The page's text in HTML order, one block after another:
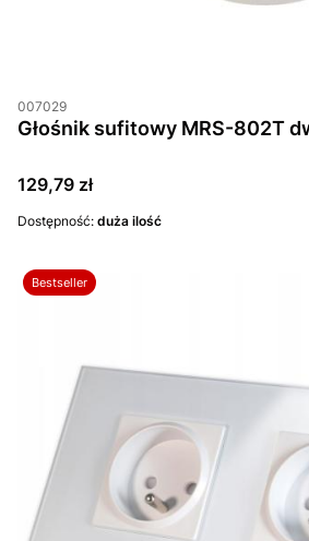
007029
Głośnik sufitowy MRS-802T
Cena
129,79 zł
Dostępność: duża ilość
Bestseller